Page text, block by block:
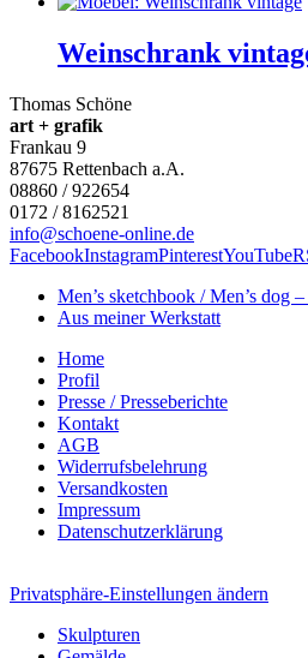
Weinschrank
Thomas Schöne
art + grafik
Frankau 9
87675 Rettenbach a.A.
08860 / 922654
0172 / 8162521
info@schoene-online.de
FacebookInstagramPinterestYouTube
Men’s sketchbook / Men’s dog
Aus meiner Werkstatt
Home
Profil
Presse / Presseberichte
Kontakt
AGB
Widerrufsbelehrung
Versandkosten
Impressum
Datenschutzerklärung
Privatsphäre-Einstellungen ändern
Skulpturen